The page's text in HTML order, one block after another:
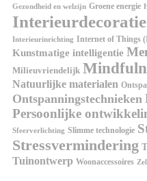
Gezondheid en welzijn Groene energie
Interieurdecoratie
Interieurinrichting Internet of Things
Kunstmatige intelligentie
Milieuvriendelijk
Natuurlijke materialen
Ontspanningstechnieken
Persoonlijke
Sfeerverlichting Slimme technologie
Stressvermindering
Tuinontwerp Woonaccessoires